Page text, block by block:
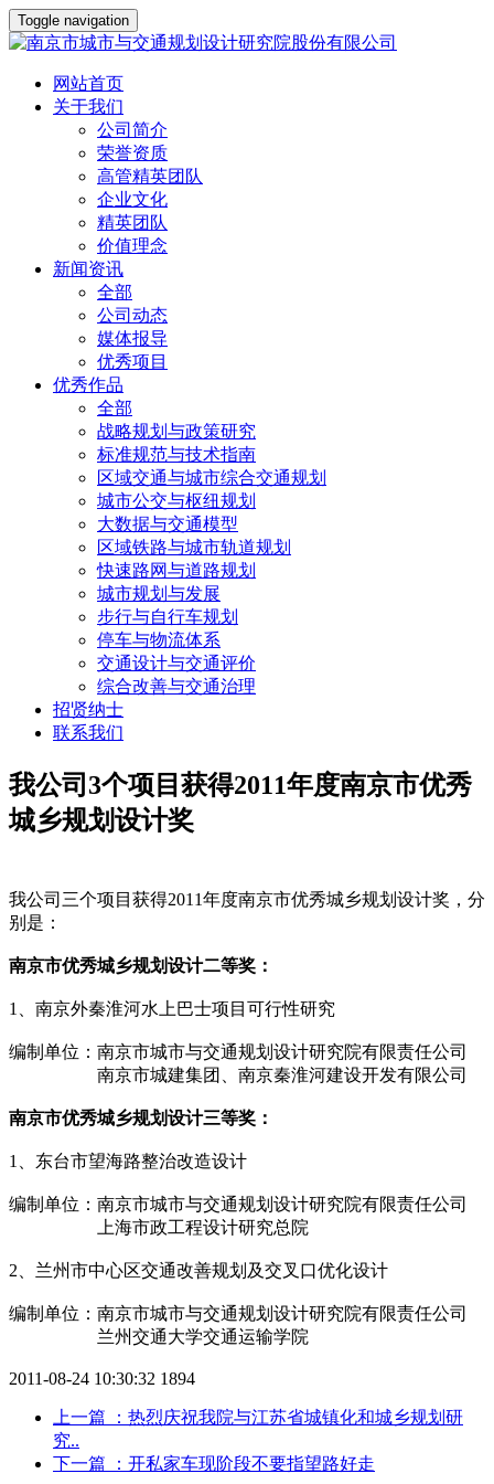
Toggle navigation
网站首页
关于我们
公司简介
荣誉资质
高管精英团队
企业文化
精英团队
价值理念
新闻资讯
全部
公司动态
媒体报导
优秀项目
优秀作品
全部
战略规划与政策研究
标准规范与技术指南
区域交通与城市综合交通规划
城市公交与枢纽规划
大数据与交通模型
区域铁路与城市轨道规划
快速路网与道路规划
城市规划与发展
步行与自行车规划
停车与物流体系
交通设计与交通评价
综合改善与交通治理
招贤纳士
联系我们
我公司3个项目获得2011年度南京市优秀
城乡规划设计奖
我公司三个项目获得2011年度南京市优秀城乡规划设计奖，分
别是：
南京市优秀城乡规划设计二等奖：
1、南京外秦淮河水上巴士项目可行性研究
编制单位：南京市城市与交通规划设计研究院有限责任公司
南京市城建集团、南京秦淮河建设开发有限公司
南京市优秀城乡规划设计三等奖：
1、东台市望海路整治改造设计
编制单位：南京市城市与交通规划设计研究院有限责任公司
上海市政工程设计研究总院
2、兰州市中心区交通改善规划及交叉口优化设计
编制单位：南京市城市与交通规划设计研究院有限责任公司
兰州交通大学交通运输学院
2011-08-24 10:30:32 1894
上一篇
：热烈庆祝我院与江苏省城镇化和城乡规划研
究..
下一篇
：开私家车现阶段不要指望路好走